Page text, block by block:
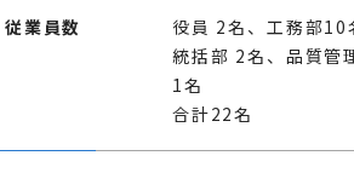
従業員数
役員 2名、工務部10
統括部 2名、品質管
1名
合計22名